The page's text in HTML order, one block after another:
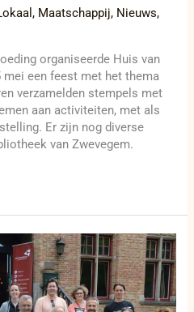
, Maatschappij, Nieuws,
organiseerde Huis van
mei een feest met het thema
verzamelden stempels met
aan activiteiten, met als
Er zijn nog diverse
van Zwevegem.